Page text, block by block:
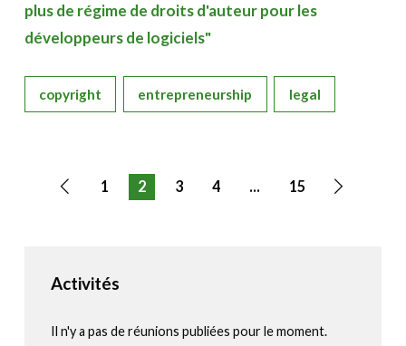
plus de régime de droits d'auteur pour les
développeurs de logiciels"
copyright entrepreneurship legal
Page
précédente
1 2 3 4 ... 15
Page
Activités
Il n'y a pas de réunions publiées pour le moment.